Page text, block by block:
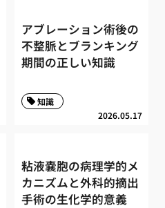
アブレーション術後の
不整脈とブランキング
期間の正しい知識
2026.05.17
知識
粘液嚢胞の病理学的メ
カニズムと外科的摘出
手術の生化学的意義